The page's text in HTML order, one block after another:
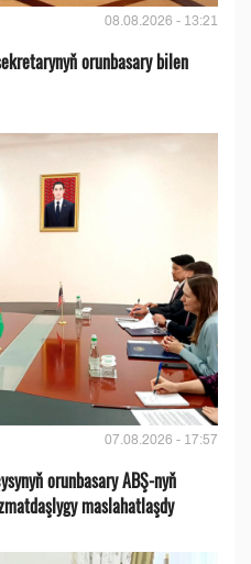
08.08.2026 - 13:21
orunbasary bilen
07.08.2026 - 17:57
orunbasary ABŞ-nyň
maslahatlaşdy